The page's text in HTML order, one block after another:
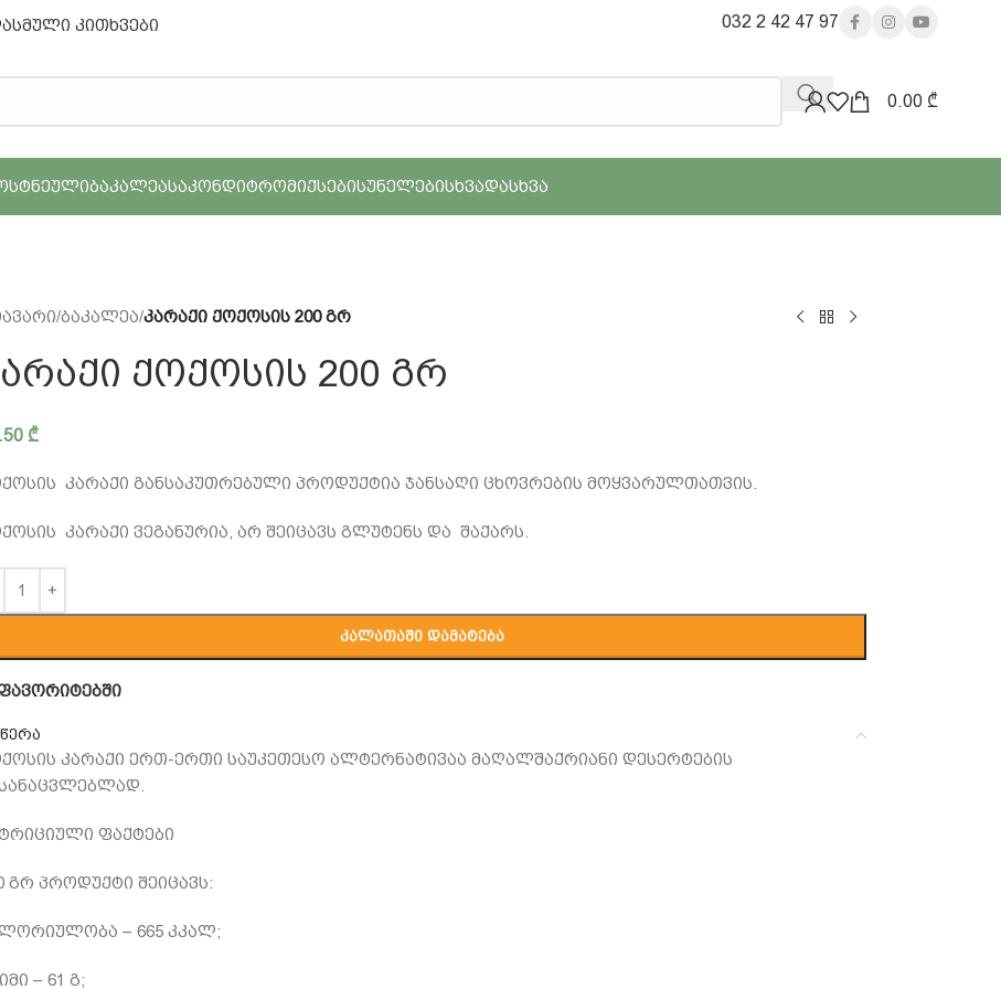
კითხვები 032 2 42 47 97
0.00 ₾
ᲑᲐᲙᲐᲚᲔᲐᲡᲐᲙᲝᲜᲓᲘᲢᲠᲝᲛᲘᲥᲡᲔᲑᲘᲡᲣᲜᲔᲚᲔᲑᲘᲡᲮᲕᲐᲓᲐᲡᲮᲕᲐ
/ბაკალეა/კარაქი ქოქოსის 200 გრ
ᲥᲝᲥᲝᲡᲘᲡ 200 ᲒᲠ
₾
კარაქი განსაკუთრებული პროდუქტია ჯანსაღი ცხოვრების მოყვარულთათვის.
კარაქი ვეგანურია, არ შეიცავს გლუტენს და შაქარს.
ᲙᲐᲚᲐᲗᲐᲨᲘ ᲓᲐᲛᲐᲢᲔᲑᲐ
კარაქი ერთ-ერთი საუკეთესო ალტერნატივაა მაღალშაქრიანი დესერტების
ფაქტები
გრ პროდუქტი შეიცავს:
– 665 კკალ;
– 61 გ;